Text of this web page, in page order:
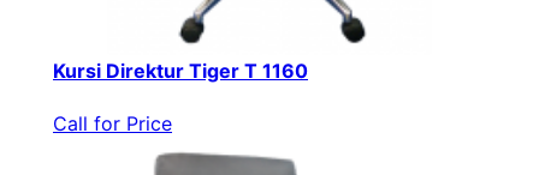
Kursi Direktur Tiger T 1160
Call for Price